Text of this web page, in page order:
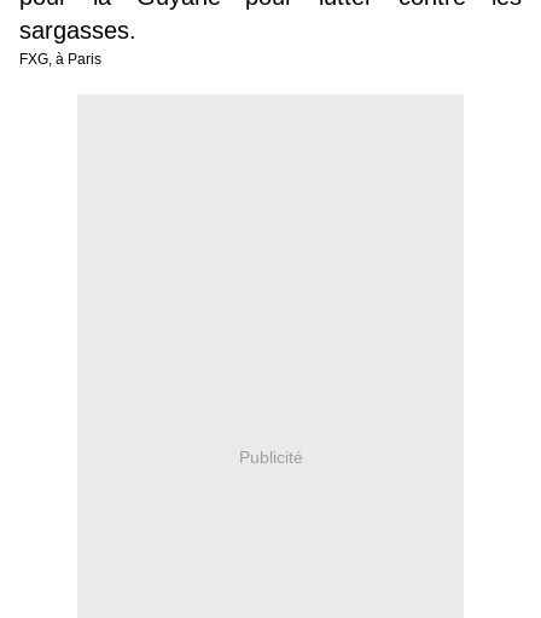
sargasses.
FXG, à Paris
Publicité